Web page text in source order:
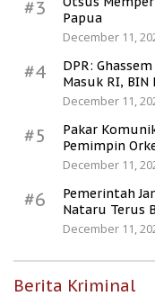
#3
Papua
December 11,
#4
DPR:
Masuk RI,
December 11,
#5
Pakar
Pemimpin
December 11,
#6
Pemerintah
Nataru Terus
December 11,
Berita Kriminal